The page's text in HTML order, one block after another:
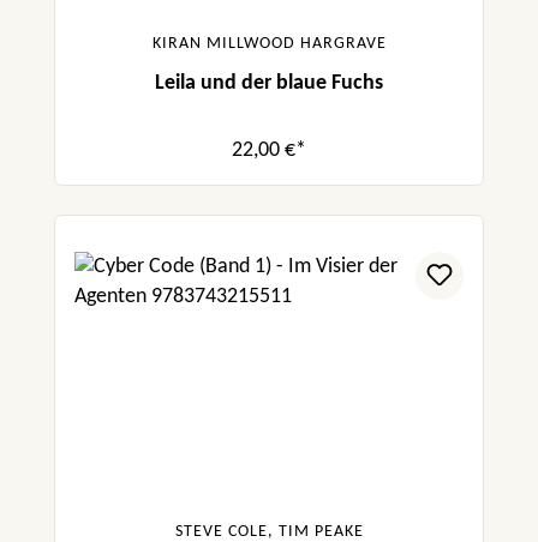
KIRAN MILLWOOD HARGRAVE
Leila und der blaue Fuchs
22,00 €*
STEVE COLE, TIM PEAKE